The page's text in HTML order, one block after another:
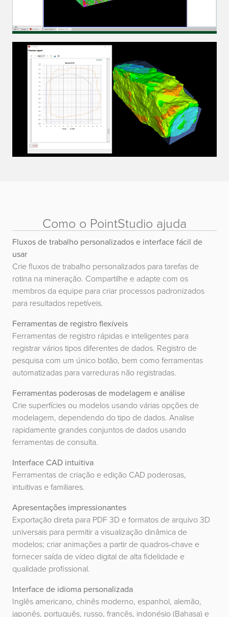
Como o PointStudio ajuda
Fluxos de trabalho personalizados e interface fácil de
usar
Crie fluxos de trabalho personalizados para tarefas de
rotina na mineração. Compartilhe e adapte com os
membros da equipe para criar processos padronizados
para resultados repetíveis.
Ferramentas de registro flexíveis
Ferramentas de registro rápidas e inteligentes para
registrar vários tipos diferentes de dados. Registro de
pesquisa com um único botão, bem como ferramentas
automatizadas para varreduras não registradas.
Ferramentas poderosas de modelagem e análise
Crie superfícies ou modelos usando várias opções de
modelagem, dependendo do tipo de dados. Analise
rapidamente grandes conjuntos de dados usando
ferramentas de consulta.
Interface CAD intuitiva
Ferramentas de criação e edição CAD poderosas,
intuitivas e familiares.
Apresentações impressionantes
Exportação direta para PDF 3D e formatos de arquivo 3D
universais para permitir a visualização dinâmica de
modelos; criar animações a partir de quadros-chave e
fornecer saída de vídeo digital de alta fidelidade e
qualidade profissional.
Interface de idioma personalizada
Inglês americano, chinês moderno, espanhol, alemão,
japonês, português, russo, francês, indonésio (Bahasa) e